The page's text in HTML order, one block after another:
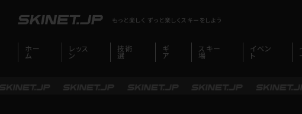
もっと楽しく ずっと楽しくスキーをしよう
ホー
ム
レッス
ン
技術
選
ギ
ア
スキー
場
イベン
ト